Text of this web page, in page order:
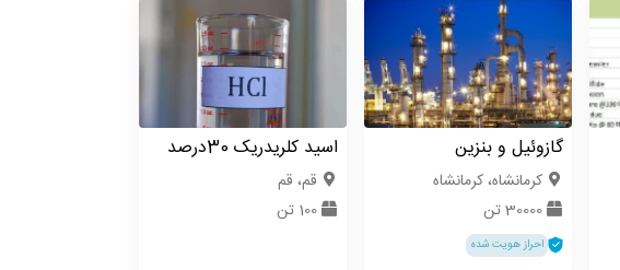
گازوئیل و بنزین
كرمانشاه، کرمانشاه
30000 تن
احراز هویت شده
اسید کلریدریک 30درصد
قم، قم
100 تن